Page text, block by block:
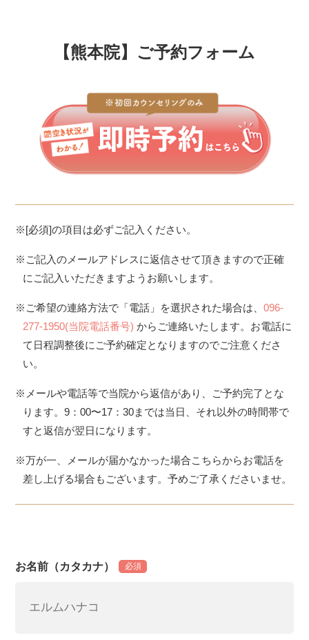
【熊本院】ご予約フォーム
※[必須]の項目は必ずご記入ください。
※ご記入のメールアドレスに返信させて頂きますので正確
にご記入いただきますようお願いします。
※ご希望の連絡方法で「電話」を選択された場合は、096-
277-1950(当院電話番号) からご連絡いたします。お電話に
て日程調整後にご予約確定となりますのでご注意くださ
い。
※メールや電話等で当院から返信があり、ご予約完了とな
ります。9：00〜17：30までは当日、それ以外の時間帯で
すと返信が翌日になります。
※万が一、メールが届かなかった場合こちらからお電話を
差し上げる場合もございます。予めご了承くださいませ。
お名前（カタカナ） 必須